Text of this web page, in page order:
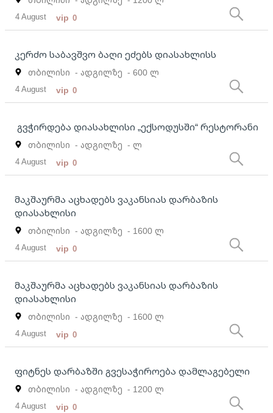
4 August vip 0
კერძო საბავშვო ბაღი ეძებს დიასახლისს
თბილისი - ადგილზე - 600 ლ
4 August vip 0
გვჭირდება დიასახლისი „ექსოდუსში“ რესტორანი
თბილისი - ადგილზე - ლ
4 August vip 0
მაკშაურმა აცხადებს ვაკანსიას დარბაზის
დიასახლისი
თბილისი - ადგილზე - 1600 ლ
4 August vip 0
მაკშაურმა აცხადებს ვაკანსიას დარბაზის
დიასახლისი
თბილისი - ადგილზე - 1600 ლ
4 August vip 0
ფიტნეს დარბაზში გვესაჭიროება დამლაგებელი
თბილისი - ადგილზე - 1200 ლ
4 August vip 0